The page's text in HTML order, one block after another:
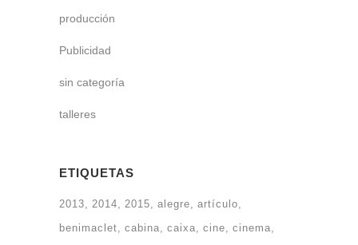
producción
Publicidad
sin categoría
talleres
ETIQUETAS
2013 2014 2015 alegre
artículo
benimaclet
cabina caixa cine cinema